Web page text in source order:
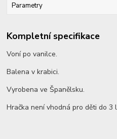
Parametry
Kompletní specifikace
Voní po vanilce.
Balena v krabici.
Vyrobena ve Španělsku.
Hračka není vhodná pro děti do 3